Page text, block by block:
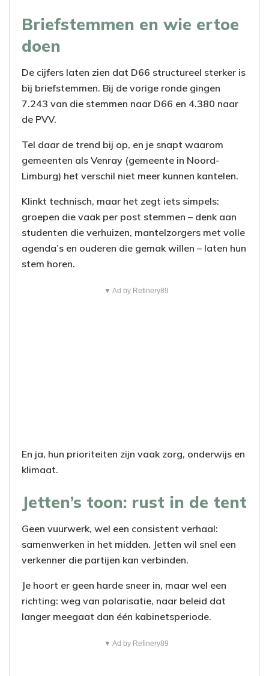
Briefstemmen en wie ertoe
doen
De cijfers laten zien dat D66 structureel sterker is
bij briefstemmen. Bij de vorige ronde gingen
7.243 van die stemmen naar D66 en 4.380 naar
de PVV.
Tel daar de trend bij op, en je snapt waarom
gemeenten als Venray (gemeente in Noord-
Limburg) het verschil niet meer kunnen kantelen.
Klinkt technisch, maar het zegt iets simpels:
groepen die vaak per post stemmen – denk aan
studenten die verhuizen, mantelzorgers met volle
agenda’s en ouderen die gemak willen – laten hun
stem horen.
▼ Ad by Refinery89
En ja, hun prioriteiten zijn vaak zorg, onderwijs en
klimaat.
Jetten’s toon: rust in de tent
Geen vuurwerk, wel een consistent verhaal:
samenwerken in het midden. Jetten wil snel een
verkenner die partijen kan verbinden.
Je hoort er geen harde sneer in, maar wel een
richting: weg van polarisatie, naar beleid dat
langer meegaat dan één kabinetsperiode.
▼ Ad by Refinery89